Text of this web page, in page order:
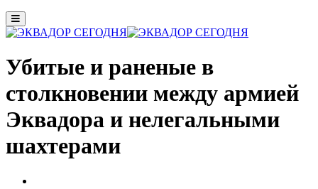
Убитые и раненые в
столкновении между армией
Эквадора и нелегальными
шахтерами